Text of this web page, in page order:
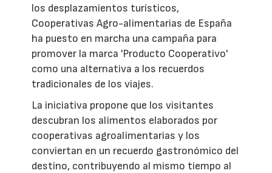
los desplazamientos turísticos,
Cooperativas Agro-alimentarias de España
ha puesto en marcha una campaña para
promover la marca 'Producto Cooperativo'
como una alternativa a los recuerdos
tradicionales de los viajes.
La iniciativa propone que los visitantes
descubran los alimentos elaborados por
cooperativas agroalimentarias y los
conviertan en un recuerdo gastronómico del
destino, contribuyendo al mismo tiempo al